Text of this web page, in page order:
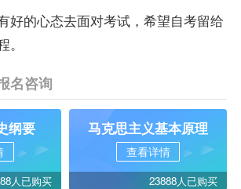
的心态去面对考试，希望自考留给
名咨询
纲要
人已购买
马克思主义基本原理
查看详情
23888人已购买